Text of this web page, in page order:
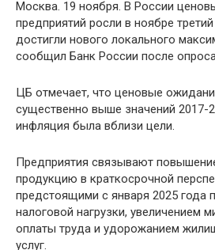
Москва. 19 ноября. В России
предприятий росли в ноябре
достигли нового локального
сообщил Банк России после
ЦБ отмечает, что ценовые
существенно выше значений 2017-
инфляция была вблизи цели.
Предприятия связывают
продукцию в краткосрочной
предстоящими с января 2025 года
налоговой нагрузки, увеличением
оплаты труда и удорожанием
услуг.